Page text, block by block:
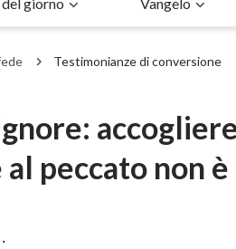
Testimonianze di conversione
peccato non
·